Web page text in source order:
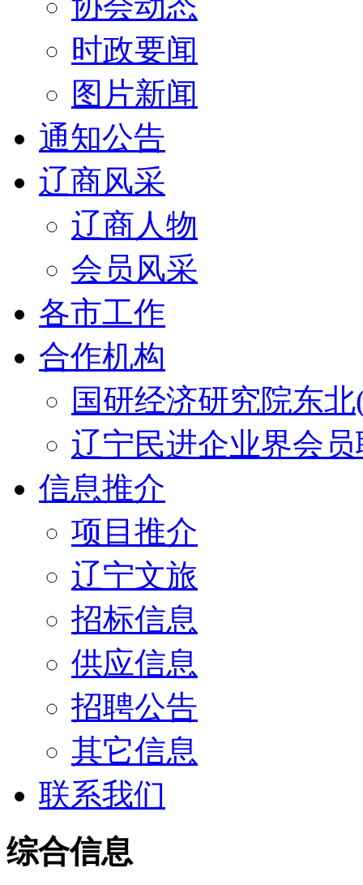
时政要闻
图片新闻
通知公告
辽商风采
辽商人物
会员风采
各市工作
合作机构
国研经济研究院东
辽宁民进企业界会
信息推介
项目推介
辽宁文旅
招标信息
供应信息
招聘公告
其它信息
联系我们
综合信息